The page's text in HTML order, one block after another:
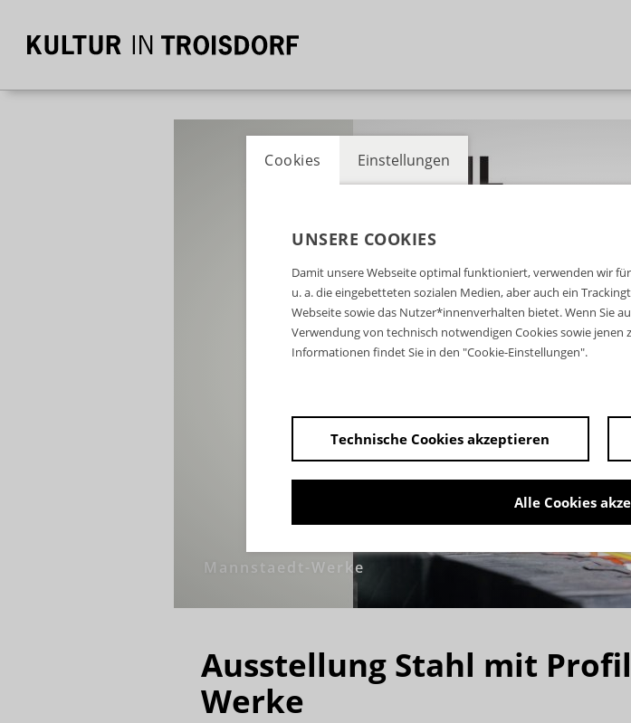
Mannstaedt-Werke
Ausstellung Stahl mit
Werke
Cookies Einstellungen
UNSERE COOKIES
Damit unsere Webseite optimal funktioniert, verwenden wir
u. a. die eingebetteten sozialen Medien, aber auch ein
Webseite sowie das Nutzer*innenverhalten bietet. Wenn Sie
Verwendung von technisch notwendigen Cookies sowie
Informationen findet Sie in den "Cookie-Einstellungen".
Technische Cookies akzeptieren
Alle Cookies